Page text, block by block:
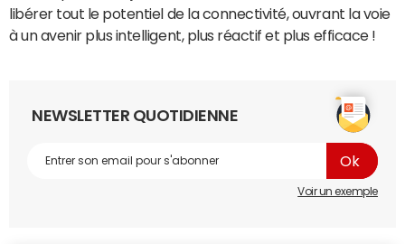
libérer tout le potentiel de la connectivité, ouvrant la voie
à un avenir plus intelligent, plus réactif et plus efficace !
NEWSLETTER QUOTIDIENNE
Voir un exemple